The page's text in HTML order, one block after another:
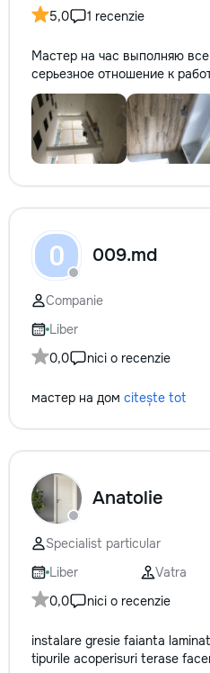
5,0
1 recenzie
Мастер на час выполняю
серьезное отношение к
0 009.md
Companie
Liber
0,0
nici o recenzie
мастер на дом citește tot
Anatolie
Specialist particular
Liber
Vatra
0,0
nici o recenzie
instalare gresie faianta
tipurile acoperisuri terase